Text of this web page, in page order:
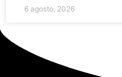
6 agosto, 2026